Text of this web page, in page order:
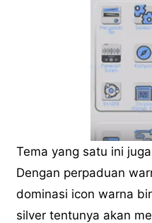
Tema yang satu ini
Dengan perpaduan
dominasi icon warna
silver tentunya akan